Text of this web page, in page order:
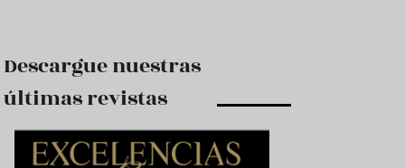
n
Descargue nuestras
últimas revistas